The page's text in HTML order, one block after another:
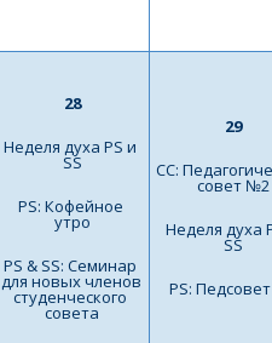
28
Неделя духа PS и
SS
PS: Кофейное
утро
PS & SS: Семинар
для новых членов
студенческого
совета
29
СС:
совет №2
Неделя духа
SS
PS: